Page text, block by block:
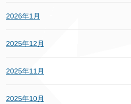
2026年1月
2025年12月
2025年11月
2025年10月